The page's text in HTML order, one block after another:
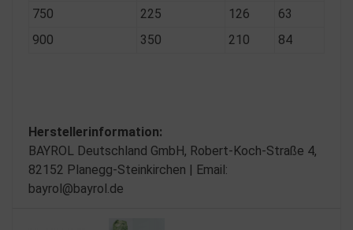
750
225 126
63
900
350 210 84
Herstellerinformation:
BAYROL Deutschland GmbH, Robert-Koch-Straße 4,
82152 Planegg-Steinkirchen | Email:
bayrol@bayrol.de